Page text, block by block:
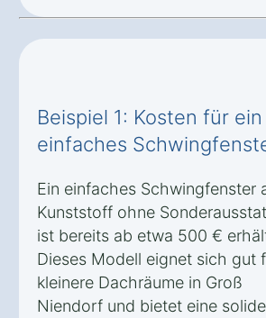
Beispiel 1: Kosten für ein
einfaches
Ein einfaches Schwingfenster
Kunststoff ohne
ist bereits ab etwa 500 €
Dieses Modell eignet sich gut
kleinere Dachräume in Groß
Niendorf und bietet eine solide